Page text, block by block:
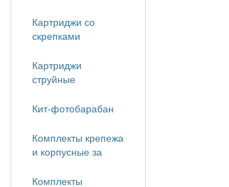
Картриджи со
скрепками
Картриджи
струйные
Кит-фотобарабан
Комплекты крепежа
и корпусные за
Комплекты